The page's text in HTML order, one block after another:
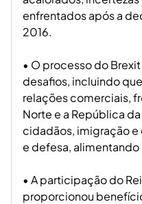
enfrentados após a
2016.
• O processo do
desafios, incluindo
relações comerciais,
Norte e a República
cidadãos, imigração
e defesa, alimentando
• A participação do
proporcionou